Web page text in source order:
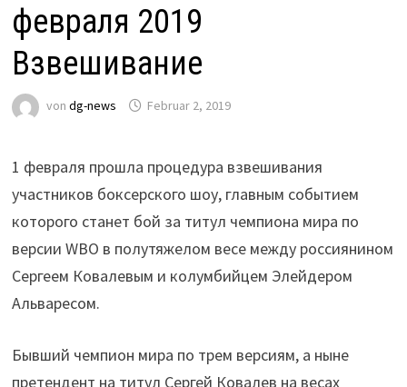
февраля 2019
Взвешивание
von dg-news Februar 2, 2019
1 февраля прошла процедура взвешивания
участников боксерского шоу, главным событием
которого станет бой за титул чемпиона мира по
версии WBO в полутяжелом весе между россиянином
Сергеем Ковалевым и колумбийцем Элейдером
Альваресом.
Бывший чемпион мира по трем версиям, а ныне
претендент на титул Сергей Ковалев на весах